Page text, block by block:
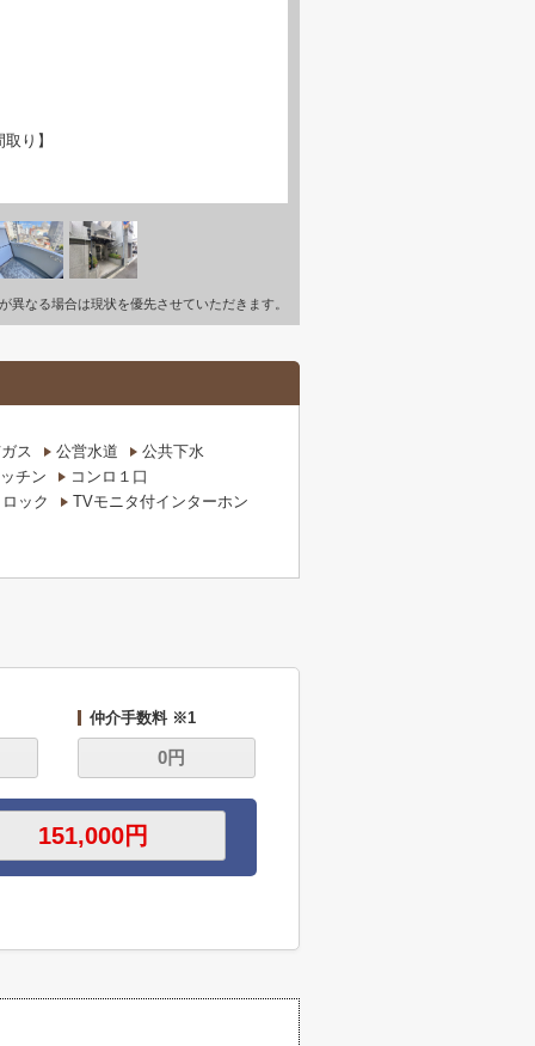
り】
なる場合は現状を優先させていただきます。
ス 公営水道
公共下水
チン
コンロ１口
ック
TVモニタ付インターホン
仲介手数料 ※1